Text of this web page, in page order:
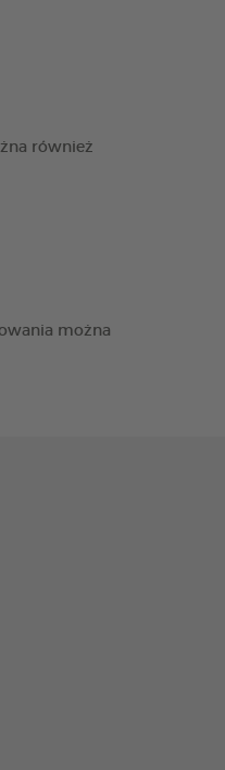
również
można